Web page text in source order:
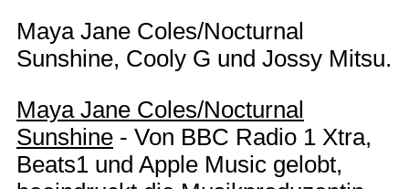
Maya Jane Coles/Nocturnal
Sunshine, Cooly G und Jossy Mitsu.
Maya Jane Coles/Nocturnal
Sunshine - Von BBC Radio 1 Xtra,
Beats1 und Apple Music gelobt,